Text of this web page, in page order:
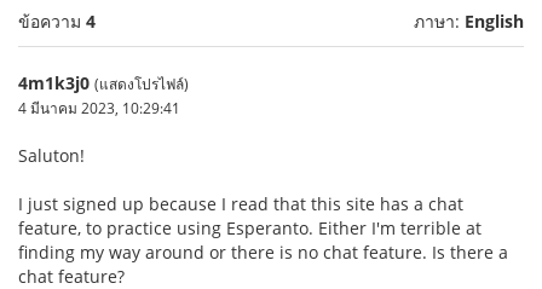
ข้อความ 4 ภาษา: English
4m1k3j0 (แสดงโปรไฟล์)
4 มีนาคม 2023, 10:29:41
Saluton!
I just signed up because I read that this site has a chat
feature, to practice using Esperanto. Either I'm terrible at
finding my way around or there is no chat feature. Is there a
chat feature?